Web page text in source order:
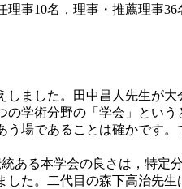
事10名，理事・推薦理事
ました。田中昌人先生が大
学術分野の「学会」という
場であることは確かです
ある本学会の良さは，特定
た。二代目の森下高治先